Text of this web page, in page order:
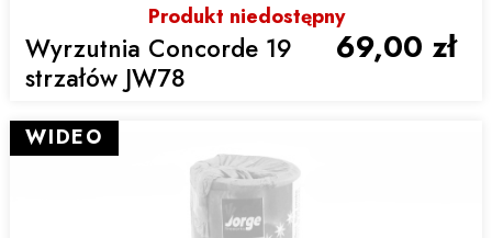
Produkt niedostępny
Wyrzutnia Concorde 19
strzałów JW78
69,00 zł
WIDEO